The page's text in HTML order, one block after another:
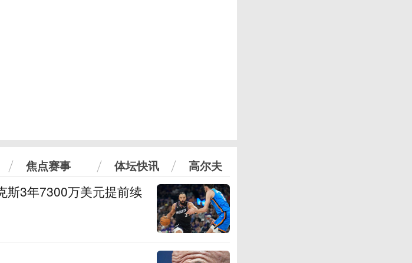
焦点赛事 体坛快讯 高尔夫
斯3年7300万美元提前续